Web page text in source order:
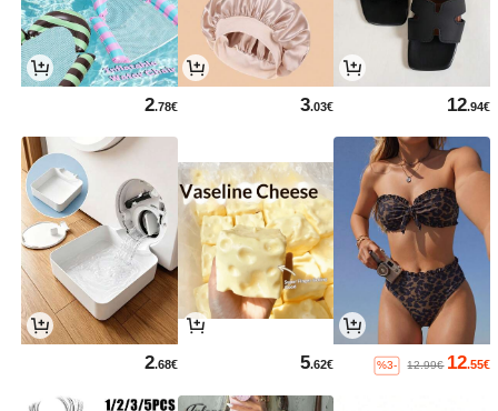
12.94€
3.03€
2.78€
12.55€
12.99€
%3-
5.62€
2.68€